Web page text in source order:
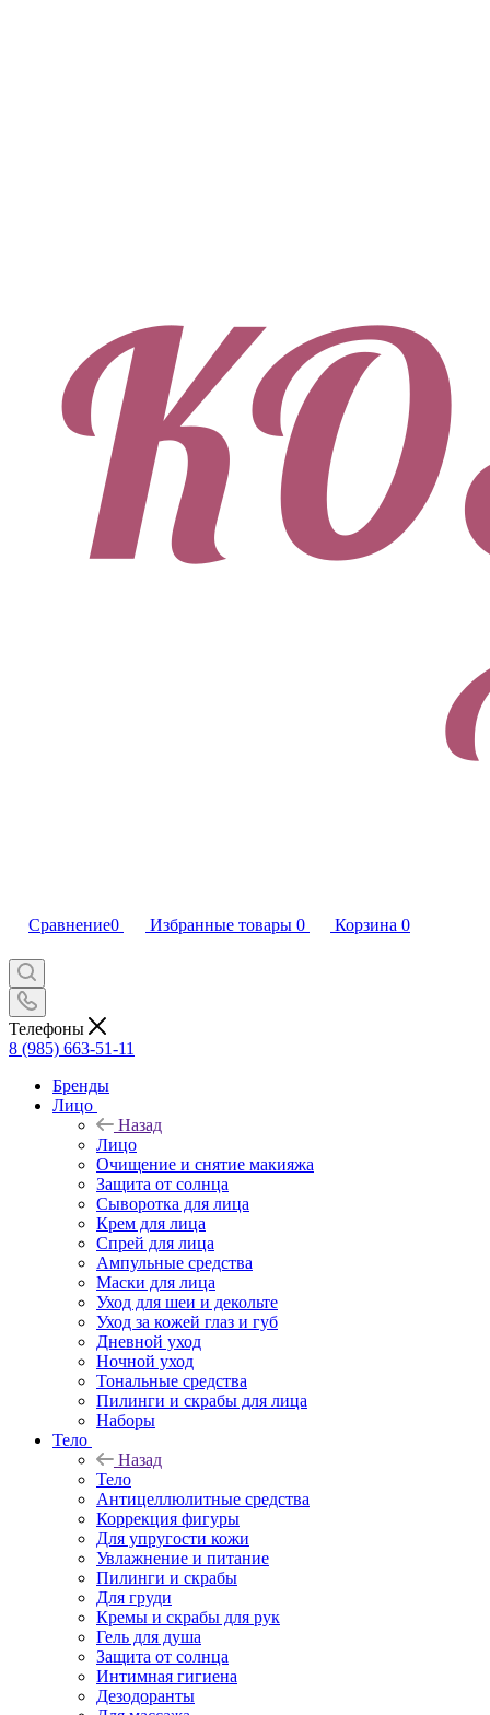
Сравнение0 Избранные товары 0 Корзина 0
Телефоны
8 (985) 663-51-11
Бренды
Лицо
Назад
Лицо
Очищение и снятие макияжа
Защита от солнца
Сыворотка для лица
Крем для лица
Спрей для лица
Ампульные средства
Маски для лица
Уход для шеи и декольте
Уход за кожей глаз и губ
Дневной уход
Ночной уход
Тональные средства
Пилинги и скрабы для лица
Наборы
Тело
Назад
Тело
Антицеллюлитные средства
Коррекция фигуры
Для упругости кожи
Увлажнение и питание
Пилинги и скрабы
Для груди
Кремы и скрабы для рук
Гель для душа
Защита от солнца
Интимная гигиена
Дезодоранты